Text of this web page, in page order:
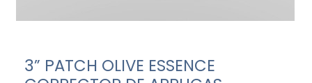
3” PATCH OLIVE ESSENCE